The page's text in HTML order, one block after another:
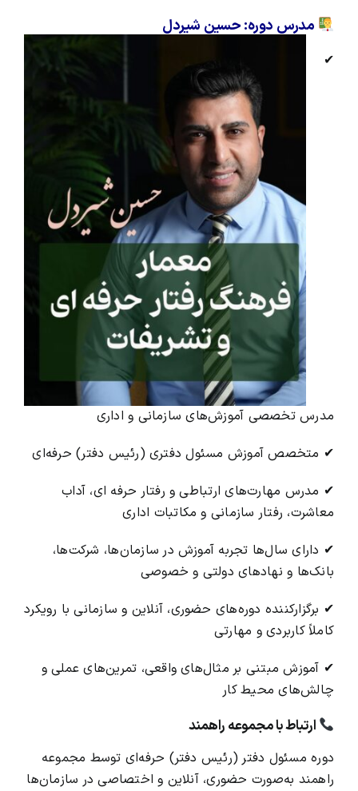
مدرس دوره: حسین شیردل
✔
مدرس تخصصی آموزش‌های سازمانی و اداری
✔ متخصص آموزش مسئول دفتری (رئیس دفتر) حرفه‌ای
✔ مدرس مهارت‌های ارتباطی و رفتار حرفه ای، آداب
معاشرت، رفتار سازمانی و مکاتبات اداری
✔ دارای سال‌ها تجربه آموزش در سازمان‌ها، شرکت‌ها،
بانک‌ها و نهادهای دولتی و خصوصی
✔ برگزارکننده دوره‌های حضوری، آنلاین و سازمانی با رویکرد
کاملاً کاربردی و مهارتی
✔ آموزش مبتنی بر مثال‌های واقعی، تمرین‌های عملی و
چالش‌های محیط کار
ارتباط با مجموعهراهمند
دوره مسئول دفتر (رئیس دفتر) حرفه‌ای توسط مجموعه
راهمند به‌صورت حضوری، آنلاین و اختصاصی در سازمان‌ها